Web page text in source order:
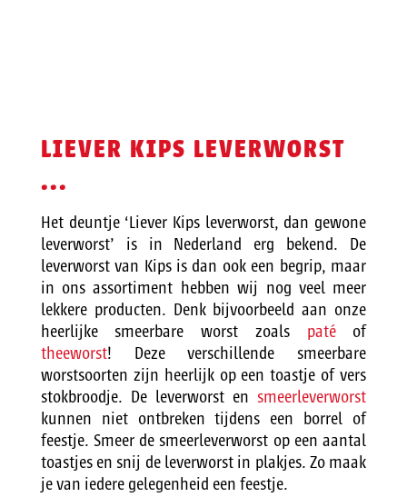
LIEVER KIPS LEVERWORST
...
Het deuntje ‘Liever Kips leverworst, dan gewone
leverworst’ is in Nederland erg bekend. De
leverworst van Kips is dan ook een begrip, maar
in ons assortiment hebben wij nog veel meer
lekkere producten. Denk bijvoorbeeld aan onze
heerlijke smeerbare worst zoals patéof
theeworst! Deze verschillende smeerbare
worstsoorten zijn heerlijk op een toastje of vers
stokbroodje. De leverworst en smeerleverworst
kunnen niet ontbreken tijdens een borrel of
feestje. Smeer de smeerleverworst op een aantal
toastjes en snij de leverworst in plakjes. Zo maak
je van iedere gelegenheid een feestje.